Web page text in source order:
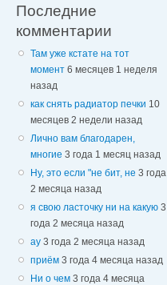
Последние
комментарии
Там уже кстате на тот
момент 6 месяцев 1 неделя
назад
как снять радиатор печки 10
месяцев 2 недели назад
Лично вам благодарен,
многие 3 года 1 месяц назад
Ну, это если "не бит, не 3 года
2 месяца назад
я свою ласточку ни на какую 3
года 2 месяца назад
ау 3 года 2 месяца назад
приём 3 года 4 месяца назад
Ни о чем 3 года 4 месяца